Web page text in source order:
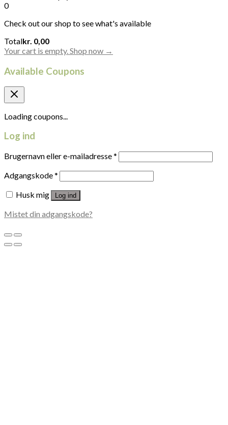
0
Check out our shop to see what's available
Cart
Total:
Totalkr. 0,00
Your cart is empty. Shop now →
Available Coupons
Loading coupons...
Log ind
Brugernavn eller e-mailadresse*
Adgangskode*
Husk mig
Log ind
Mistet din adgangskode?